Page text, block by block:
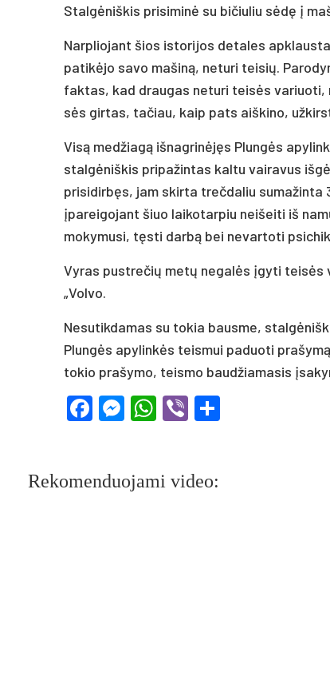
Stalgėniškis prisiminė su bičiuliu sėdę į
Narpliojant šios istorijos detales
patikėjo savo mašiną, neturi teisių.
faktas, kad draugas neturi teisės variuoti,
sės girtas, tačiau, kaip pats aiškino,
Visą medžiagą išnagrinėjęs Plungės
stalgėniškis pripažintas kaltu vairavus
prisidirbęs, jam skirta trečdaliu
įpareigojant šiuo laikotarpiu neišeiti iš
mokymusi, tęsti darbą bei nevartoti
Vyras pustrečių metų negalės įgyti teisės
„Volvo.
Nesutikdamas su tokia bausme,
Plungės apylinkės teismui paduoti
tokio prašymo, teismo baudžiamasis
Facebook
Messenger
WhatsApp
Viber
Rekomenduojami video: